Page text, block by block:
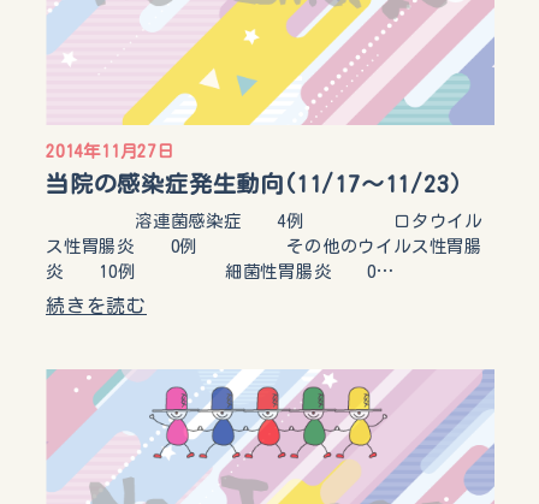
2014年11月27日
当院の感染症発生動向(11/17～11/23）
溶連菌感染症 4例 ロタウイル
ス性胃腸炎 0例 その他のウイルス性胃腸
炎 10例 細菌性胃腸炎 0…
続きを読む